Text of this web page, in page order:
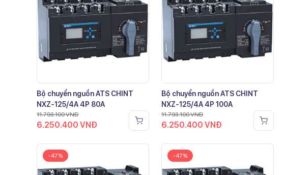
Bộ chuyển nguồn ATS CHINT
NXZ-125/4A 4P 80A
11.793.100VNĐ
6.250.400 VNĐ
Bộ chuyển nguồn ATS CHINT
NXZ-125/4A 4P 100A
11.793.100VNĐ
6.250.400 VNĐ
-47% -47%